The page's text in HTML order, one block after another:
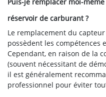
réservoir de carburant ?
Le remplacement du
possèdent les compétences
Cependant, en raison de la
(souvent nécessitant de
il est généralement
professionnel pour éviter